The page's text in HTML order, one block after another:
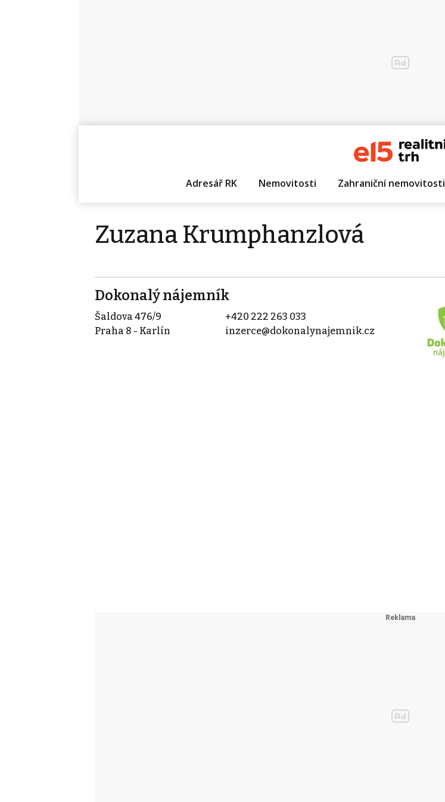
Adresář RK Nemovitosti Zahraniční nemovitosti
Zuzana Krumphanzlová
Dokonalý nájemník
Šaldova 476/9
Praha 8 - Karlín
+420 222 263 033
inzerce@dokonalynajemnik.cz